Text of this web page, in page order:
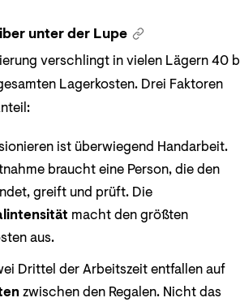
unter der Lupe
verschlingt in vielen Lägern 40
Lagerkosten. Drei Faktoren
ist überwiegend Handarbeit.
braucht eine Person, die den
greift und prüft. Die
macht den größten
aus.
Drittel der Arbeitszeit entfallen auf
zwischen den Regalen. Nicht das